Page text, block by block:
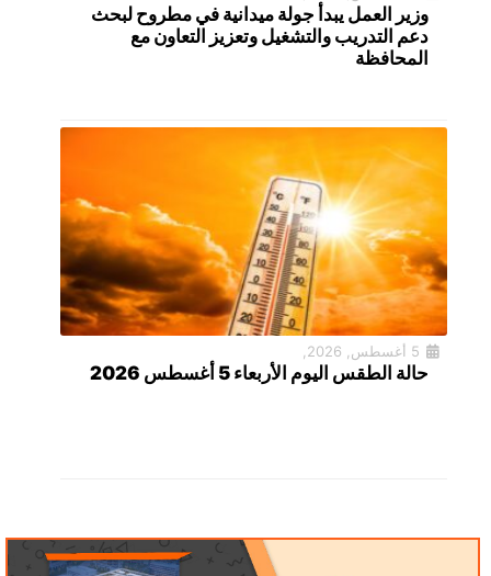
وزير العمل يبدأ جولة ميدانية في مطروح لبحث
دعم التدريب والتشغيل وتعزيز التعاون مع
المحافظة
5 أغسطس, 2026,
حالة الطقس اليوم الأربعاء 5 أغسطس 2026